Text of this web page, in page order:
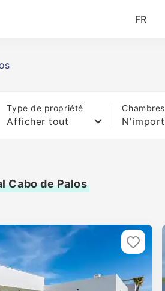
FR
Type de propriété
Afficher tout
Chambres
Cabo de Palos